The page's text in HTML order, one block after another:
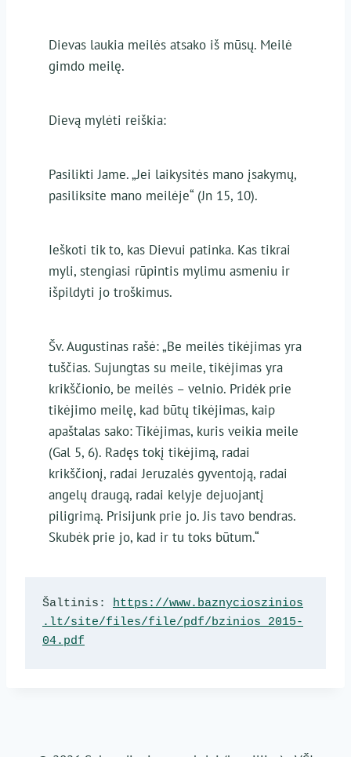
Dievas laukia meilės atsako iš mūsų. Meilė
gimdo meilę.
Dievą mylėti reiškia:
Pasilikti Jame. „Jei laikysitės mano įsakymų,
pasiliksite mano meilėje“ (Jn 15, 10).
Ieškoti tik to, kas Dievui patinka. Kas tikrai
myli, stengiasi rūpintis mylimu asmeniu ir
išpildyti jo troškimus.
Šv. Augustinas rašė: „Be meilės tikėjimas yra
tuščias. Sujungtas su meile, tikėjimas yra
krikščionio, be meilės – velnio. Pridėk prie
tikėjimo meilę, kad būtų tikėjimas, kaip
apaštalas sako: Tikėjimas, kuris veikia meile
(Gal 5, 6). Radęs tokį tikėjimą, radai
krikščionį, radai Jeruzalės gyventoją, radai
angelų draugą, radai kelyje dejuojantį
piligrimą. Prisijunk prie jo. Jis tavo bendras.
Skubėk prie jo, kad ir tu toks būtum.“
Šaltinis: https://www.baznycioszinios
.lt/site/files/file/pdf/bzinios_2015-
04.pdf